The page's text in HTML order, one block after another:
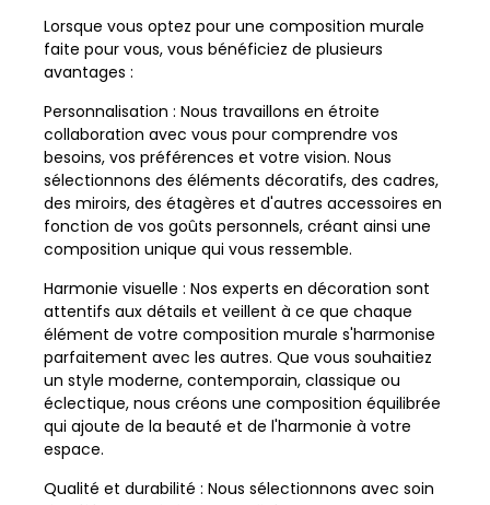
Lorsque vous optez pour une composition murale
faite pour vous, vous bénéficiez de plusieurs
avantages :
Personnalisation : Nous travaillons en étroite
collaboration avec vous pour comprendre vos
besoins, vos préférences et votre vision. Nous
sélectionnons des éléments décoratifs, des cadres,
des miroirs, des étagères et d'autres accessoires en
fonction de vos goûts personnels, créant ainsi une
composition unique qui vous ressemble.
Harmonie visuelle : Nos experts en décoration sont
attentifs aux détails et veillent à ce que chaque
élément de votre composition murale s'harmonise
parfaitement avec les autres. Que vous souhaitiez
un style moderne, contemporain, classique ou
éclectique, nous créons une composition équilibrée
qui ajoute de la beauté et de l'harmonie à votre
espace.
Qualité et durabilité : Nous sélectionnons avec soin